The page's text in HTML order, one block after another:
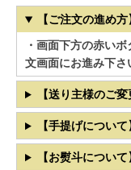
【ご注文の進め方
・画面下方の赤い
文画面にお進み下さ
【送り主様のご変
【手提げについて
【お熨斗について